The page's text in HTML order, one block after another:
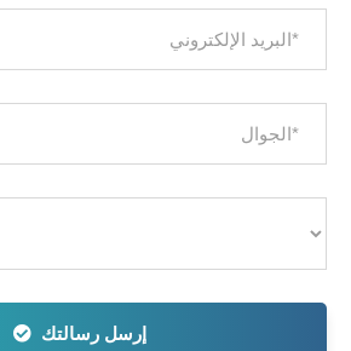
إرسل رسالتك